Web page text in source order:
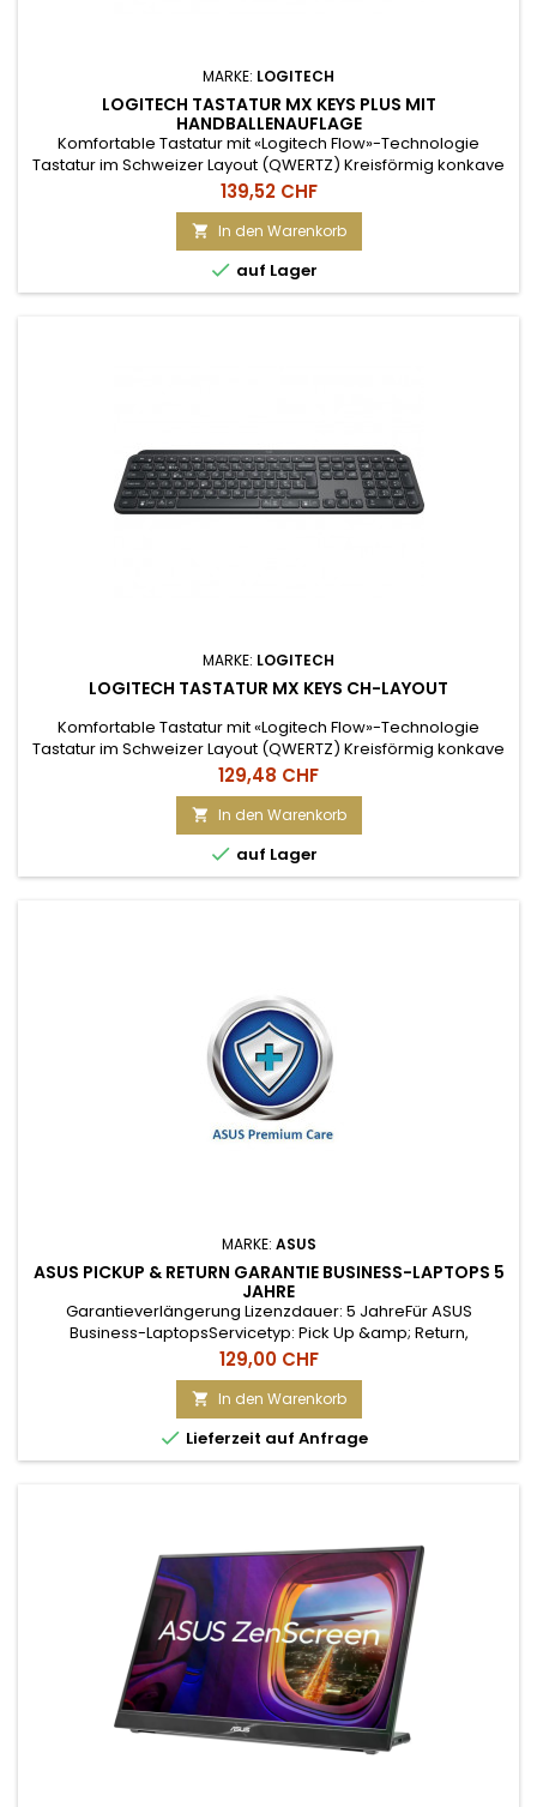
MARKE: LOGITECH
LOGITECH TASTATUR MX KEYS PLUS MIT
HANDBALLENAUFLAGE
Komfortable Tastatur mit «Logitech Flow»-Technologie
Tastatur im Schweizer Layout (QWERTZ) Kreisförmig konkave
geformte Tasten für angenehmes und präzises Tippgefühl
Hintergrundbeleuchtung passt sich den Lichtverhältnissen an
und schaltet sich ein sobald die Tastatur berührt wird FLOW-
Steuerung von mehreren Computern bei gleichzeitiger
Nutzung einer...
Preis
139,52 CHF
 In den Warenkorb
 auf Lager
MARKE: LOGITECH
LOGITECH TASTATUR MX KEYS CH-LAYOUT
Komfortable Tastatur mit «Logitech Flow»-Technologie
Tastatur im Schweizer Layout (QWERTZ) Kreisförmig konkave
geformte Tasten für angenehmes und präzises Tippgefühl
Hintergrundbeleuchtung passt sich den Lichtverhältnissen an
und schaltet sich ein sobald die Tastatur berührt wird. FLOW-
Steuerung von mehreren Computern bei gleichzeitiger
Nutzung...
Preis
129,48 CHF
 In den Warenkorb
 auf Lager
MARKE: ASUS
ASUS PICKUP & RETURN GARANTIE BUSINESS-LAPTOPS 5
JAHRE
Garantieverlängerung Lizenzdauer: 5 JahreFür ASUS
Business-LaptopsServicetyp: Pick Up &amp; Return,
Reaktionszeit: variabel Mit dieser kostengünstigen
Garantieverlängerung verlängern Sie die Pick-up-&amp;-
Return-Garantie Ihres ASUS-Laptops auf 5 Jahre.
Preis
129,00 CHF
 In den Warenkorb
 Lieferzeit auf Anfrage